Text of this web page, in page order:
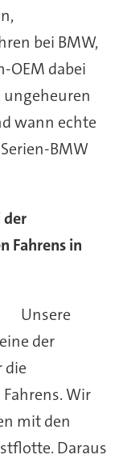
bei BMW,
OEM dabei
wann echte
BMW
der
Fahrens in
Unsere
der
die
Wir
mit den
Daraus